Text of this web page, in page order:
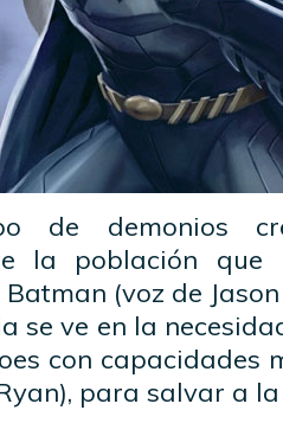
de demonios
la población
(voz de
se ve en la
con capacidades
para salvar a